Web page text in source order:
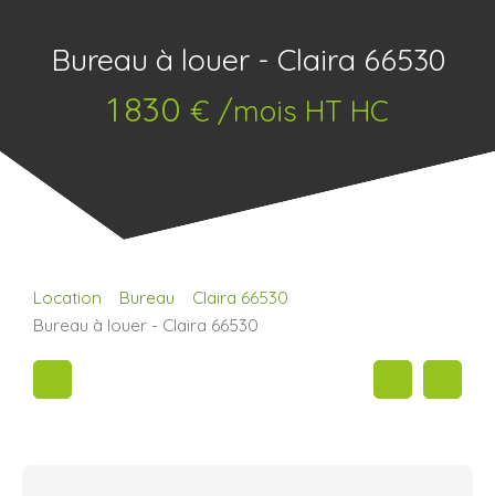
Bureau à louer - Claira 66530
1 830 € /mois HT HC
Location Bureau
Claira 66530
Bureau à louer - Claira 66530